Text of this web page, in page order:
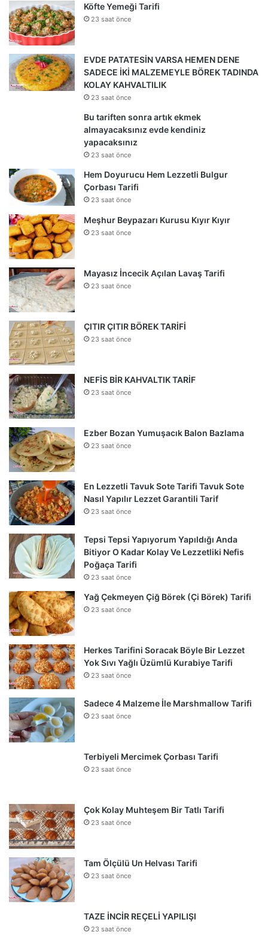
Köfte Yemeği Tarifi
23 saat önce
EVDE PATATESİN VARSA HEMEN DENE
SADECE İKİ MALZEMEYLE BÖREK TADINDA
KOLAY KAHVALTILIK
23 saat önce
Bu tariften sonra artık ekmek
almayacaksınız evde kendiniz
yapacaksınız
23 saat önce
Hem Doyurucu Hem Lezzetli Bulgur
Çorbası Tarifi
23 saat önce
Meşhur Beypazarı Kurusu Kıyır Kıyır
23 saat önce
Mayasız İncecik Açılan Lavaş Tarifi
23 saat önce
ÇITIR ÇITIR BÖREK TARİFİ
23 saat önce
NEFİS BİR KAHVALTIK TARİF
23 saat önce
Ezber Bozan Yumuşacık Balon Bazlama
23 saat önce
En Lezzetli Tavuk Sote Tarifi Tavuk Sote
Nasıl Yapılır Lezzet Garantili Tarif
23 saat önce
Tepsi Tepsi Yapıyorum Yapıldığı Anda
Bitiyor O Kadar Kolay Ve Lezzetliki Nefis
Poğaça Tarifi
23 saat önce
Yağ Çekmeyen Çiğ Börek (Çi Börek) Tarifi
23 saat önce
Herkes Tarifini Soracak Böyle Bir Lezzet
Yok Sıvı Yağlı Üzümlü Kurabiye Tarifi
23 saat önce
Sadece 4 Malzeme İle Marshmallow Tarifi
23 saat önce
Terbiyeli Mercimek Çorbası Tarifi
23 saat önce
Çok Kolay Muhteşem Bir Tatlı Tarifi
23 saat önce
Tam Ölçülü Un Helvası Tarifi
23 saat önce
TAZE İNCİR REÇELİ YAPILIŞI
23 saat önce